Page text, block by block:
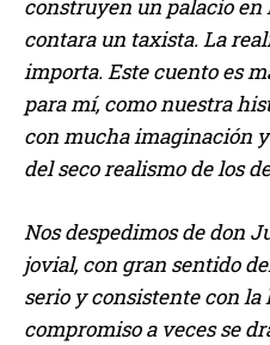
construyen un palacio en
contara un taxista. La
importa. Este cuento es
para mí, como nuestra
con mucha imaginación
del seco realismo de los
Nos despedimos de don
jovial, con gran sentido
serio y consistente con la
compromiso a veces se